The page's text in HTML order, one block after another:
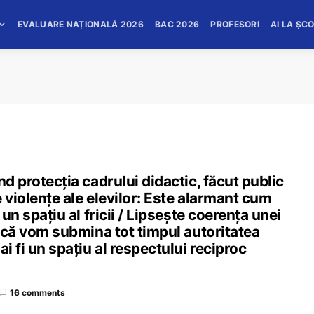
EVALUARE NAȚIONALĂ 2026 BAC 2026 PROFESORI AI LA
protecţia cadrului didactic, făcut public
violențe ale elevilor: Este alarmant cum
spaţiu al fricii / Lipseşte coerenţa unei
vom submina tot timpul autoritatea
fi un spațiu al respectului reciproc
16 comments